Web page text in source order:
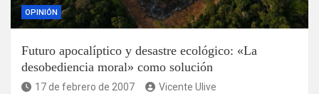
OPINIÓN
Futuro apocalíptico y desastre ecológico: «La
desobediencia moral» como solución
17 de febrero de 2007
Vicente Ulive